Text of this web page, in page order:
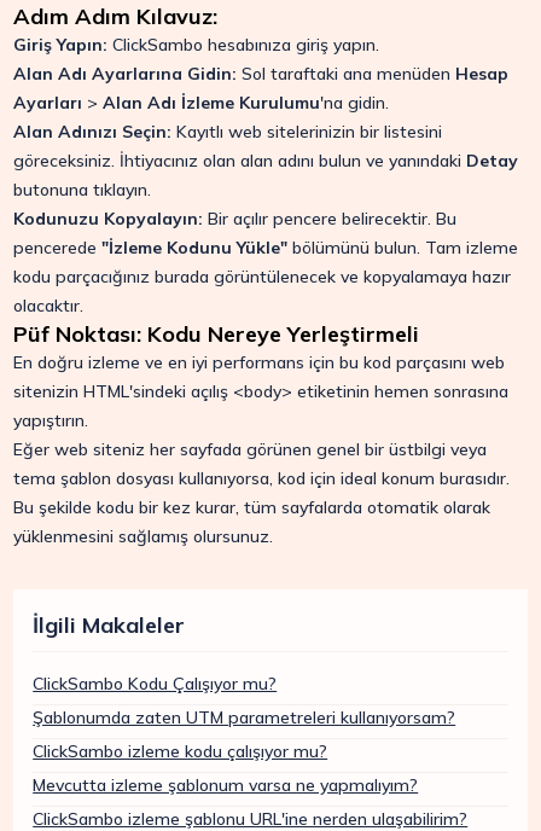
Adım Adım Kılavuz:
Giriş Yapın: ClickSambo hesabınıza giriş yapın.
Alan Adı Ayarlarına Gidin: Sol taraftaki ana menüden Hesap
Ayarları >Alan Adı İzleme Kurulumu'na gidin.
Alan Adınızı Seçin: Kayıtlı web sitelerinizin bir listesini
göreceksiniz. İhtiyacınız olan alan adını bulun ve yanındaki Detay
butonuna tıklayın.
Kodunuzu Kopyalayın: Bir açılır pencere belirecektir. Bu
pencerede"İzleme Kodunu Yükle" bölümünü bulun. Tam izleme
kodu parçacığınız burada görüntülenecek ve kopyalamaya hazır
olacaktır.
Püf Noktası: Kodu Nereye Yerleştirmeli
En doğru izleme ve en iyi performans için bu kod parçasını web
sitenizin HTML'sindeki açılış <body> etiketinin hemen sonrasına
yapıştırın.
Eğer web siteniz her sayfada görünen genel bir üstbilgi veya
tema şablon dosyası kullanıyorsa, kod için ideal konum burasıdır.
Bu şekilde kodu bir kez kurar, tüm sayfalarda otomatik olarak
yüklenmesini sağlamış olursunuz.
İlgili Makaleler
ClickSambo Kodu Çalışıyor mu?
Şablonumda zaten UTM parametreleri kullanıyorsam?
ClickSambo izleme kodu çalışıyor mu?
Mevcutta izleme şablonum varsa ne yapmalıyım?
ClickSambo izleme şablonu URL'ine nerden ulaşabilirim?